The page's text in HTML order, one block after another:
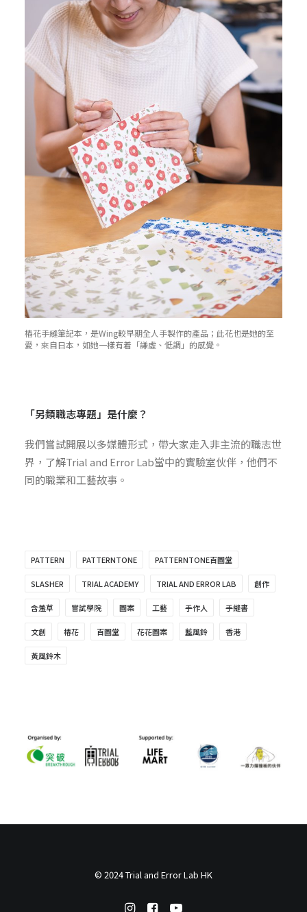
樁花手縫筆記本，是Wing較早期全人手製作的產品；此花也是她的至
愛，來自日本，如她一樣有着「謙虛、低調」的感覺。
「另類職志專題」是什麼？
我們嘗試開展以多媒體形式，帶大家走入非主流的職志世
界，了解Trial and Error Lab當中的實驗室伙伴，他們不
同的職業和工藝故事。
PATTERN PATTERNTONE PATTERNTONE百圖堂
SLASHER TRIAL ACADEMY TRIAL AND ERROR LAB 創作
含羞草 嘗試學院 圖案 工藝 手作人 手縫書
文創 椿花 百圖堂 花花圖案 藍風鈴 香港
黃風鈴木
© 2024 Trial and Error Lab HK